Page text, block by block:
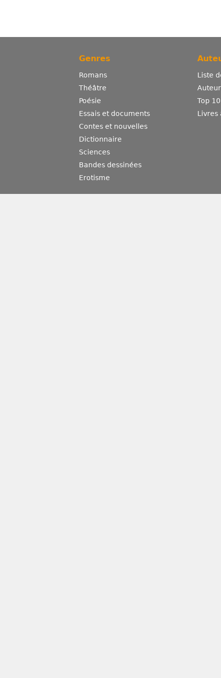
Genres
Romans
Théâtre
Poésie
Essais et documents
Contes et nouvelles
Dictionnaire
Sciences
Bandes dessinées
Erotisme
Liste
Top
Livres